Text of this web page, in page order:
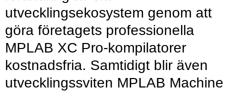
utvecklingsekosystem genom att
göra företagets professionella
MPLAB XC Pro-kompilatorer
kostnadsfria. Samtidigt blir även
utvecklingssviten MPLAB Machine